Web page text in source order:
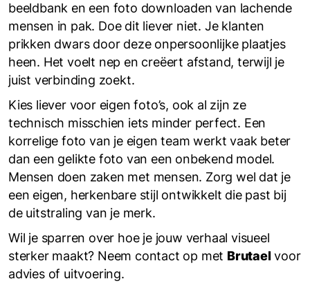
beeldbank en een foto downloaden van lachende
mensen in pak. Doe dit liever niet. Je klanten
prikken dwars door deze onpersoonlijke plaatjes
heen. Het voelt nep en creëert afstand, terwijl je
juist verbinding zoekt.
Kies liever voor eigen foto’s, ook al zijn ze
technisch misschien iets minder perfect. Een
korrelige foto van je eigen team werkt vaak beter
dan een gelikte foto van een onbekend model.
Mensen doen zaken met mensen. Zorg wel dat je
een eigen, herkenbare stijl ontwikkelt die past bij
de uitstraling van je merk.
Wil je sparren over hoe je jouw verhaal visueel
sterker maakt? Neem contact op met Brutaelvoor
advies of uitvoering.